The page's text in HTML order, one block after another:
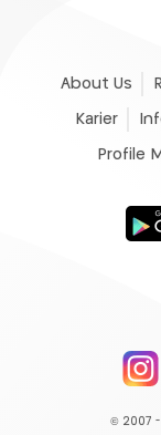
About Us
Karier
Profile
© 2007